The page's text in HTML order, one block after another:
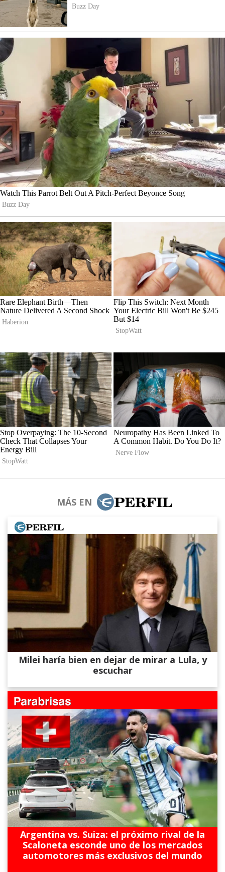
MÁS EN
Milei haría bien en dejar de mirar a Lula, y
escuchar
Argentina vs. Suiza: el próximo rival de la
Scaloneta esconde uno de los mercados
automotores más exclusivos del mundo